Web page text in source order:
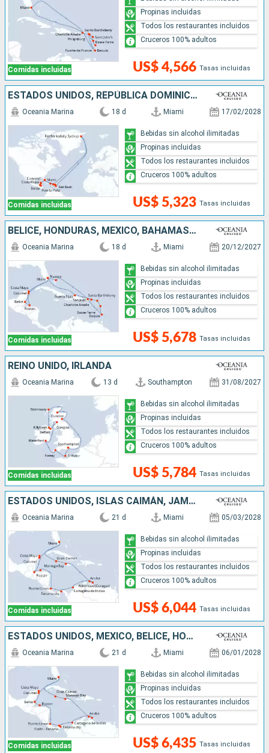
Comidas incluidas US$ 4,566 Tasas incluidas
Propinas incluidas
Todos los restaurantes incluidos
Cruceros 100% adultos
ESTADOS UNIDOS, REPÚBLICA DOMINICANA, PUERTO RICO, GROENLANDIA, FRANCIA, SAN MARTÍN, BELICE, HONDURAS, MÉXICO
Comidas incluidas
Oceania Marina 18 d Miami 17/02/2028
US$ 5,323 Tasas incluidas
Bebidas sin alcohol ilimitadas
Propinas incluidas
Todos los restaurantes incluidos
Cruceros 100% adultos
BELICE, HONDURAS, MÉXICO, BAHAMAS, PUERTO RICO, SAN VINCENT Y LAS GRANADINAS, FRANCIA, REPÚBLICA DOMINICANA, ESTADOS UNIDOS
Comidas incluidas
Oceania Marina 18 d Miami 20/12/2027
US$ 5,678 Tasas incluidas
Bebidas sin alcohol ilimitadas
Propinas incluidas
Todos los restaurantes incluidos
Cruceros 100% adultos
REINO UNIDO, IRLANDA
Comidas incluidas
Oceania Marina 13 d Southampton 31/08/2027
US$ 5,784 Tasas incluidas
Bebidas sin alcohol ilimitadas
Propinas incluidas
Todos los restaurantes incluidos
Cruceros 100% adultos
ESTADOS UNIDOS, ISLAS CAIMÁN, JAMAICA, ARUBA, COLOMBIA, PANAMÁ, COSTA RICA, HONDURAS, GUATEMALA, MÉXICO
Comidas incluidas
Oceania Marina 21 d Miami 05/03/2028
US$ 6,044 Tasas incluidas
Bebidas sin alcohol ilimitadas
Propinas incluidas
Todos los restaurantes incluidos
Cruceros 100% adultos
ESTADOS UNIDOS, MÉXICO, BELICE, HONDURAS, COSTA RICA, PANAMÁ, COLOMBIA, ARUBA, JAMAICA, ISLAS CAIMÁN
Comidas incluidas
Oceania Marina 21 d Miami 06/01/2028
US$ 6,435 Tasas incluidas
Bebidas sin alcohol ilimitadas
Propinas incluidas
Todos los restaurantes incluidos
Cruceros 100% adultos